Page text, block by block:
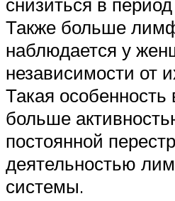
Также больше
наблюдается у
независимости от
Такая особенность
больше
постоянной
деятельностью
системы.